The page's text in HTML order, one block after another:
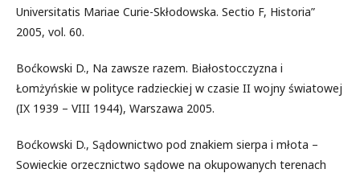
Universitatis Mariae Curie-Skłodowska. Sectio F, Historia”
2005, vol. 60.
Boćkowski D., Na zawsze razem. Białostocczyzna i
Łomżyńskie w polityce radzieckiej w czasie II wojny światowej
(IX 1939 – VIII 1944), Warszawa 2005.
Boćkowski D., Sądownictwo pod znakiem sierpa i młota –
Sowieckie orzecznictwo sądowe na okupowanych terenach